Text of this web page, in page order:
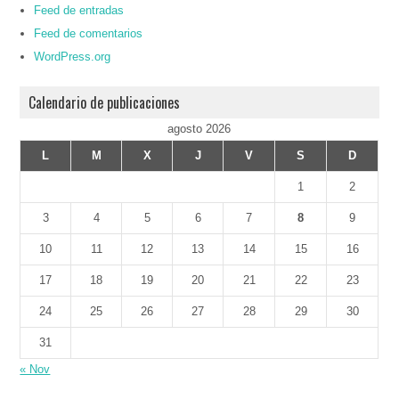
Feed de entradas
Feed de comentarios
WordPress.org
Calendario de publicaciones
agosto 2026
L
M X J V S D
1 2
3 4 5 6 7 8 9
10 11 12 13 14 15 16
17 18 19 20 21 22 23
24 25 26 27 28 29 30
31
« Nov